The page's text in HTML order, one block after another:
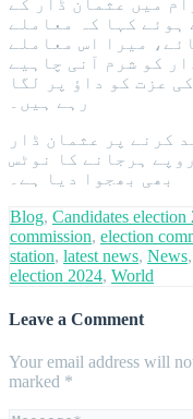
ہوئے کہا کہ معاملے
میرا اس معاملے
کو شرم آنی چاہیے
عزت کو داؤ پر لگا
رہے ہیں۔
کرنے پر عثمان ڈار
ہرجانے کا نوٹس
Blog, Candidates election
commission, election
station, latest news, News,
election 2024, World
Leave a Comment
Your email address will
marked *